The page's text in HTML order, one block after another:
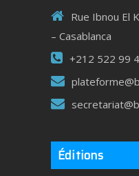
Rue Ibnou El
– Casablanca
+212 522 99
Éditions